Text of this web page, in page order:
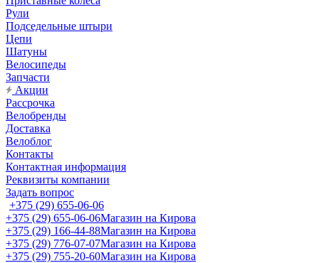
Рули
Подседельные штыри
Цепи
Шатуны
Велосипеды
Запчасти
Акции
Рассрочка
Велобренды
Доставка
Велоблог
Контакты
Контактная информация
Реквизиты компании
Задать вопрос
+375 (29) 655-06-06
+375 (29) 655-06-06Магазин на Кирова
+375 (29) 166-44-88Магазин на Кирова
+375 (29) 776-07-07Магазин на Кирова
+375 (29) 755-20-60Магазин на Кирова